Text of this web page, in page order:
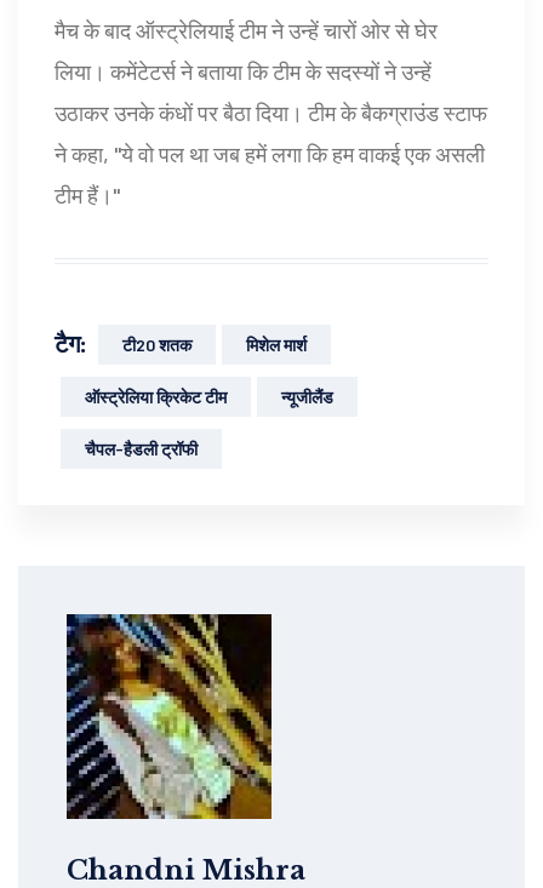
मैच के बाद ऑस्ट्रेलियाई टीम ने उन्हें चारों ओर से घेर
लिया। कमेंटेटर्स ने बताया कि टीम के सदस्यों ने उन्हें
उठाकर उनके कंधों पर बैठा दिया। टीम के बैकग्राउंड स्टाफ
ने कहा, "ये वो पल था जब हमें लगा कि हम वाकई एक असली
टीम हैं।"
टैग: टी20 शतक मिशेल मार्श
ऑस्ट्रेलिया क्रिकेट टीम न्यूजीलैंड
चैपल-हैडली ट्रॉफी
Chandni Mishra